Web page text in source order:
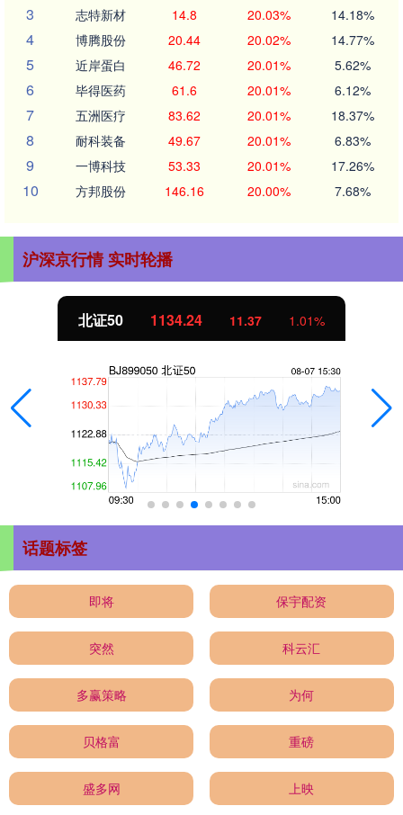
3 志特新材 14.8 20.03% 14.18%
4 博腾股份 20.44 20.02% 14.77%
5 近岸蛋白 46.72 20.01% 5.62%
6 毕得医药 61.6 20.01% 6.12%
7 五洲医疗 83.62 20.01% 18.37%
8 耐科装备 49.67 20.01% 6.83%
9 一博科技 53.33 20.01% 17.26%
10 方邦股份 146.16 20.00% 7.68%
沪深京行情 实时轮播
北证50 1134.24 11.37 1.01%
话题标签
即将 保宇配资
突然 科云汇
多赢策略 为何
贝格富 重磅
盛多网 上映